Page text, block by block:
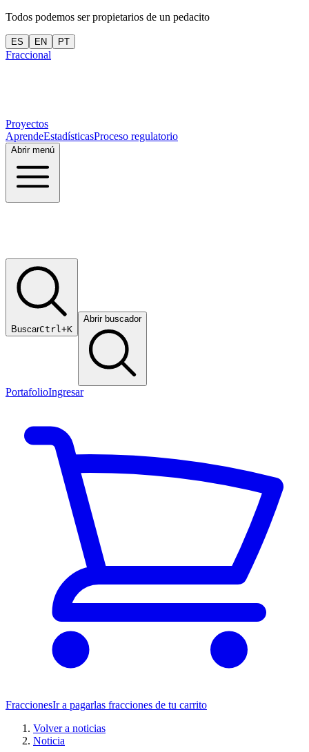
Todos podemos ser propietarios de un pedacito
ES EN PT
Fraccional
Proyectos
AprendeEstadísticasProceso regulatorio
Abrir menú
BuscarCtrl+K
Abrir buscador
PortafolioIngresar
FraccionesIr a pagarlas fracciones de tu carrito
Volver a noticias
Noticia